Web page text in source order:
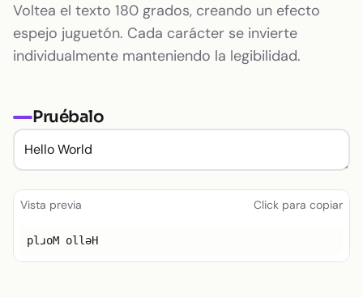
Fuentes para Facebook
Fuentes para TikTok
Texto en negrita
Texto cursivo
Texto pequeño
Toggle theme
Voltea el texto 180 grados, creando un efecto
espejo juguetón. Cada carácter se invierte
individualmente manteniendo la legibilidad.
Pruébalo
Vista previa Click para copiar
plɹoM ollǝH